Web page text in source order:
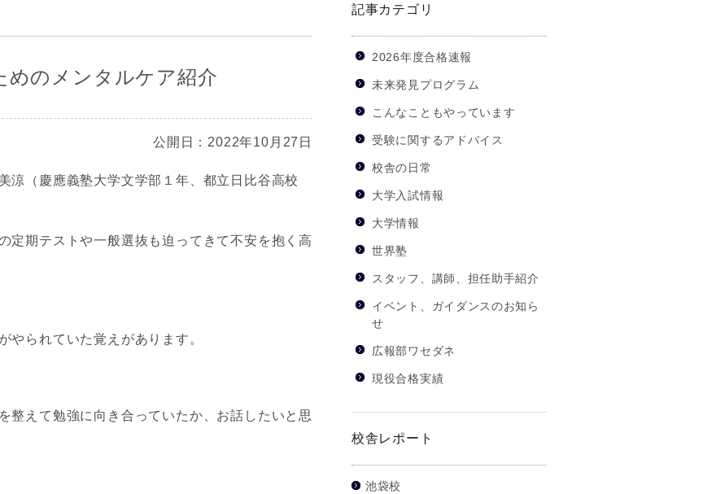
めのメンタルケア紹介
公開日：2022年10月27日
涼（慶應義塾大学文学部１年、都立日比谷高校
定期テストや一般選抜も迫ってきて不安を抱く高
やられていた覚えがあります。
整えて勉強に向き合っていたか、お話したいと思
記事カテゴリ
2026年度合格速報
未来発見プログラム
こんなこともやっています
受験に関するアドバイス
校舎の日常
大学入試情報
大学情報
世界塾
スタッフ、講師、担任助手紹介
イベント、ガイダンスのお知ら
せ
広報部ワセダネ
現役合格実績
校舎レポート
池袋校